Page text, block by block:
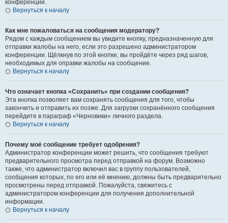
конференции.
Вернуться к началу
Как мне пожаловаться на сообщения модератору?
Рядом с каждым сообщением вы увидите кнопку, предназначенную для
отправки жалобы на него, если это разрешено администратором
конференции. Щёлкнув по этой кнопке, вы пройдёте через ряд шагов,
необходимых для оправки жалобы на сообщение.
Вернуться к началу
Что означает кнопка «Сохранить» при создании сообщения?
Эта кнопка позволяет вам сохранять сообщения для того, чтобы
закончить и отправить их позже. Для загрузки сохранённого сообщения
перейдите в параграф «Черновики» личного раздела.
Вернуться к началу
Почему моё сообщение требует одобрения?
Администратор конференции может решить, что сообщения требуют
предварительного просмотра перед отправкой на форум. Возможно
также, что администратор включил вас в группу пользователей,
сообщения которых, по его или её мнению, должны быть предварительно
просмотрены перед отправкой. Пожалуйста, свяжитесь с
администратором конференции для получения дополнительной
информации.
Вернуться к началу